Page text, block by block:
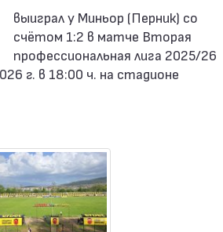
счётом 1:2 в матче Вторая
профессиональная лига 2025/26
г. в 18:00 ч. на стадионе